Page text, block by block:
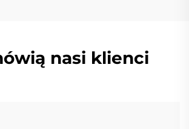
nasi klienci